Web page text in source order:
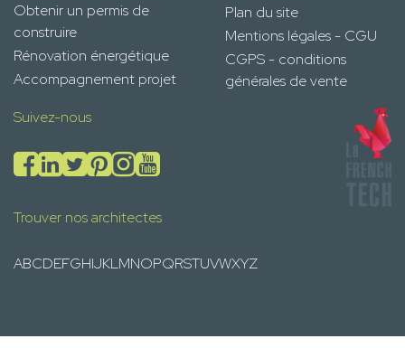
Obtenir un permis de
construire
Rénovation énergétique
Accompagnement projet
Plan du site
Mentions légales - CGU
CGPS - conditions
générales de vente
Suivez-nous
Trouver nos architectes
ABCDEFGHIJKLMNOPQRSTUVWXYZ